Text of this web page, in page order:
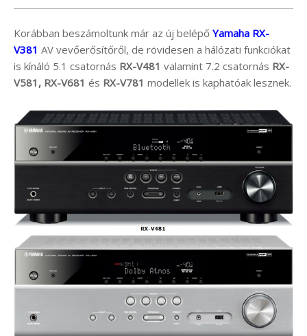
Korábban beszámoltunk már az új belépő Yamaha RX-
V381 AV vevőerősítőről, de rövidesen a hálózati funkciókat
is kínáló 5.1 csatornás RX-V481 valamint 7.2 csatornás RX-
V581, RX-V681 és RX-V781 modellek is kaphatóak lesznek.